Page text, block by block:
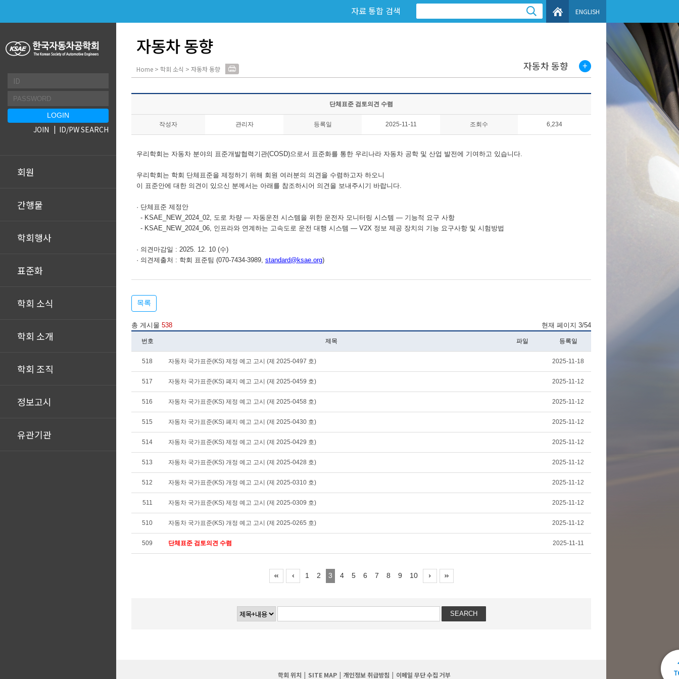
회원
간행물
학회행사
표준화
학회 소식
학회 소개
학회 조직
정보고시
유관기관
JOIN ID/PW SEARCH
자료 통합 검색 ENGLISH
자동차 동향
Home > 학회 소식 > 자동차 동향 자동차 동향
단체표준 검토의견 수렴
작성자 관리자 등록일 2025-11-11 조회수 6,234
우리학회는 자동차 분야의 표준개발협력기관(COSD)으로서 표준화를 통한 우리나라 자동차 공학 및 산업 발전에 기여하고 있습니다.
우리학회는 학회 단체표준을 제정하기 위해 회원 여러분의 의견을 수렴하고자 하오니
이 표준안에 대한 의견이 있으신 분께서는 아래를 참조하시어 의견을 보내주시기 바랍니다.
· 단체표준 제정안
- KSAE_NEW_2024_02, 도로 차량 — 자동운전 시스템을 위한 운전자 모니터링 시스템 — 기능적 요구 사항
- KSAE_NEW_2024_06, 인프라와 연계하는 고속도로 운전 대행 시스템 — V2X 정보 제공 장치의 기능 요구사항 및 시험방법
· 의견마감일 : 2025. 12. 10 (수)
· 의견제출처 : 학회 표준팀 (070-7434-3989, standard@ksae.org)
목록
총 게시물 538 현재 페이지 3/54
번호 제목 파일 등록일
518 자동차 국가표준(KS) 제정 예고 고시 (제 2025-0497 호) 2025-11-18
517 자동차 국가표준(KS) 폐지 예고 고시 (제 2025-0459 호) 2025-11-12
516 자동차 국가표준(KS) 제정 예고 고시 (제 2025-0458 호) 2025-11-12
515 자동차 국가표준(KS) 폐지 예고 고시 (제 2025-0430 호) 2025-11-12
514 자동차 국가표준(KS) 제정 예고 고시 (제 2025-0429 호) 2025-11-12
513 자동차 국가표준(KS) 개정 예고 고시 (제 2025-0428 호) 2025-11-12
512 자동차 국가표준(KS) 개정 예고 고시 (제 2025-0310 호) 2025-11-12
511 자동차 국가표준(KS) 제정 예고 고시 (제 2025-0309 호) 2025-11-12
510 자동차 국가표준(KS) 개정 예고 고시 (제 2025-0265 호) 2025-11-12
509 단체표준 검토의견 수렴 2025-11-11
1 2 3 4 5 6 7 8 9 10
학회 위치 SITE MAP 개인정보 취급방침 이메일 무단 수집 거부